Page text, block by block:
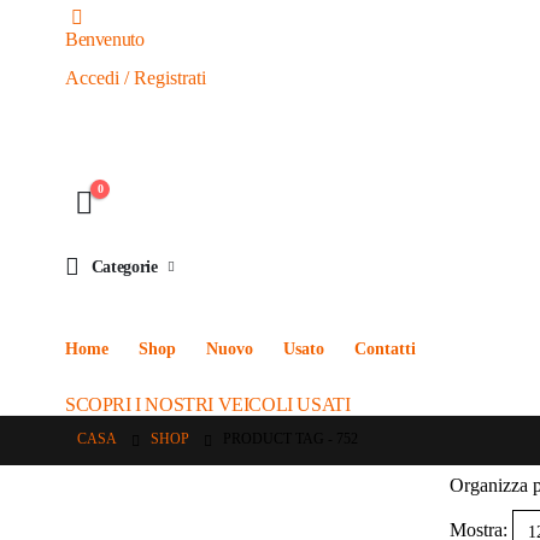
Benvenuto
Accedi / Registrati
0
Categorie
Home Shop Nuovo Usato Contatti
SCOPRI I NOSTRI VEICOLI USATI
CASA SHOP
Organizza
Mostra: